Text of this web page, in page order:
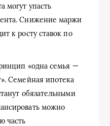
могут упасть
Снижение маржи
к росту ставок по
«одна семья —
Семейная ипотека
обязательными
можно
часть